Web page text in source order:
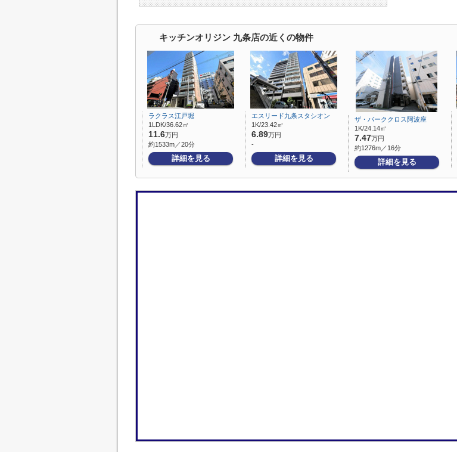
キッチンオリジン 九条店の近くの物件
ラクラス江戸堀
1LDK/36.62㎡
11.6万円
約1533m／20分
詳細を見る
エスリード九条スタシオン
1K/23.42㎡
6.89万円
-
詳細を見る
ザ・パーククロス阿波座
1K/24.14㎡
7.47万円
約1276m／16分
詳細を見る